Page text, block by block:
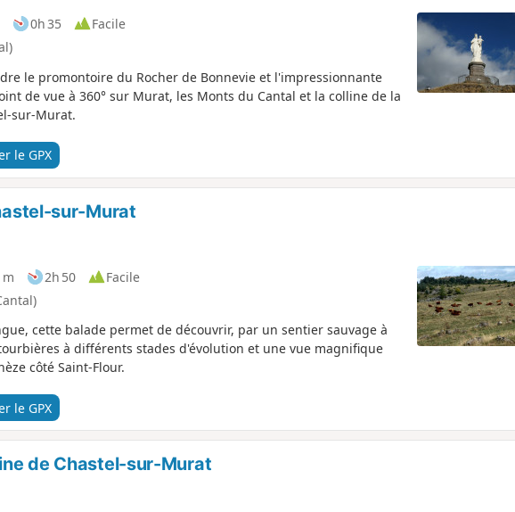
0h 35
Facile
le promontoire du Rocher de Bonnevie et l'impressionnante
de vue à 360° sur Murat, les Monts du Cantal et la colline de la
sur-Murat.
le GPX
sur-Murat
2h 50
Facile
cette balade permet de découvrir, par un sentier sauvage à
à différents stades d'évolution et une vue magnifique
côté Saint-Flour.
le GPX
de Chastel-sur-Murat